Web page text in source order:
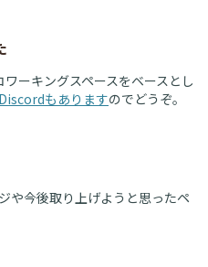
ーキングスペースをベースとし
Discordもありますのでどうぞ。
や今後取り上げようと思ったペ